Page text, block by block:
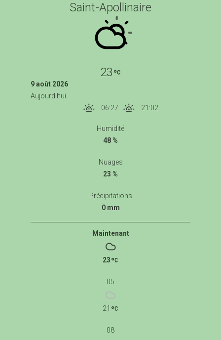
Saint-Apollinaire
23
9 août 2026
Aujourd'hui
06:27 - 21:02
Humidité
48 %
Nuages
23 %
Précipitations
0 mm
Maintenant
23
05
21
08